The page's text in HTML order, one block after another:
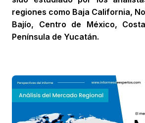
regiones como Baja California,
Bajío, Centro de México,
Península de Yucatán.